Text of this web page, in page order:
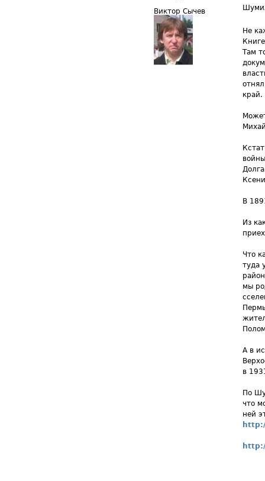
Виктор Сычев
Не
Там
край.
В
Из
Что
туда
мы
А в
в
По
что
ней